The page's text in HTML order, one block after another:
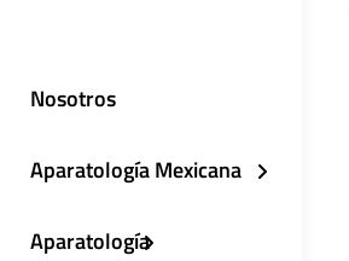
Nosotros
Aparatología Mexicana
Aparatología